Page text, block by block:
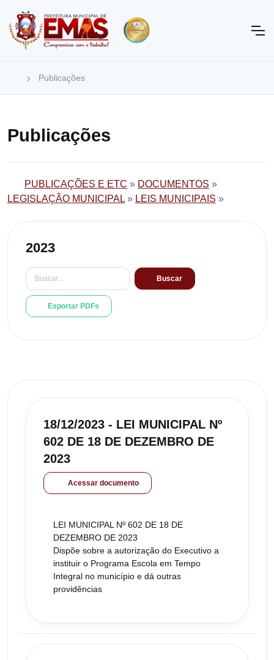
Publicações
Publicações
PUBLICAÇÕES E ETC » DOCUMENTOS »
LEGISLAÇÃO MUNICIPAL » LEIS MUNICIPAIS »
2023
Buscar
Exportar PDFs
18/12/2023 - LEI MUNICIPAL Nº
602 DE 18 DE DEZEMBRO DE
2023
Acessar documento
LEI MUNICIPAL Nº 602 DE 18 DE
DEZEMBRO DE 2023
Dispõe sobre a autorização do Executivo a
instituir o Programa Escola em Tempo
Integral no município e dá outras
providências